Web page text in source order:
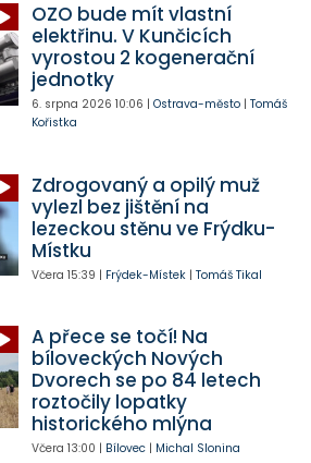
OZO bude mít vlastní
elektřinu. V Kunčicích
vyrostou 2 kogenerační
jednotky
6. srpna 2026 10:06 | Ostrava-město| Tomáš
Kořistka
Zdrogovaný a opilý muž
vylezl bez jištění na
lezeckou stěnu ve Frýdku-
Místku
Včera 15:39 | Frýdek-Místek| Tomáš Tikal
A přece se točí! Na
bíloveckých Nových
Dvorech se po 84 letech
roztočily lopatky
historického mlýna
Včera 13:00 | Bílovec| Michal Slonina